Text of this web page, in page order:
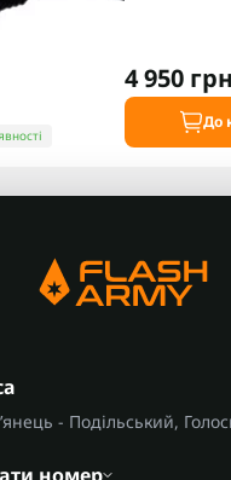
4 950
До
- Подільський,